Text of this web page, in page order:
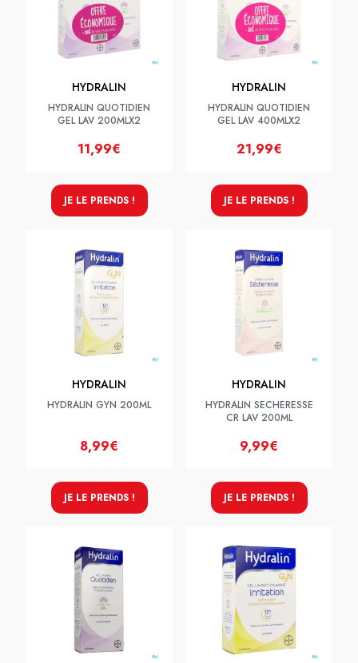
HYDRALIN
HYDRALIN QUOTIDIEN
GEL LAV 200MLX2
11,99€
JE LE PRENDS !
HYDRALIN
HYDRALIN QUOTIDIEN
GEL LAV 400MLX2
21,99€
JE LE PRENDS !
HYDRALIN
HYDRALIN GYN 200ML
8,99€
JE LE PRENDS !
HYDRALIN
HYDRALIN SECHERESSE
CR LAV 200ML
9,99€
JE LE PRENDS !